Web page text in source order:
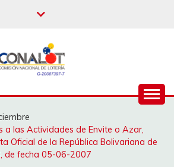
a las Actividades de Envite o Azar,
Oficial de la República Bolivariana de
de fecha 05-06-2007